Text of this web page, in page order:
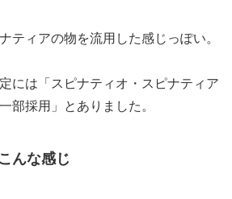
ティアの物を流用した感じっぽい。
には「スピナティオ・スピナティア
部採用」とありました。
んな感じ